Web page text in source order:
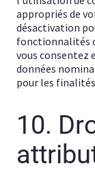
appropriés de
désactivation
fonctionnalités
vous consentez
données
pour les
10.